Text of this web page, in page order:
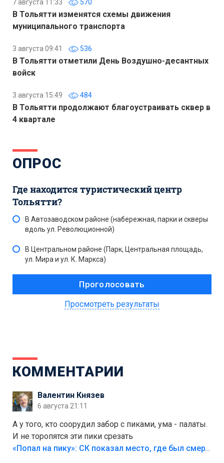
7 августа 11:33 570
В Тольятти изменятся схемы движения
муниципального транспорта
3 августа 09:41 536
В Тольятти отметили День Воздушно-десантных
войск
3 августа 15:49 484
В Тольятти продолжают благоустраивать сквер в
4 квартале
ОПРОС
Где находится туристический центр
Тольятти?
В Автозаводском районе (набережная, парки и скверы
вдоль ул. Революционной)
В Центральном районе (Парк, Центральная площадь,
ул. Мира и ул. К. Маркса)
Просмотреть результаты
КОММЕНТАРИИ
Валентин Князев
6 августа 21:11
А у того, кто соорудил забор с пиками, ума - палаты.
И не торопятся эти пики срезать
«Попал на пику»: СК показал место, где был смертельно травмирован ребенок в Тольятти